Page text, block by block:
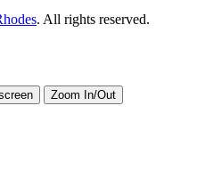
. All rights reserved.
Zoom In/Out